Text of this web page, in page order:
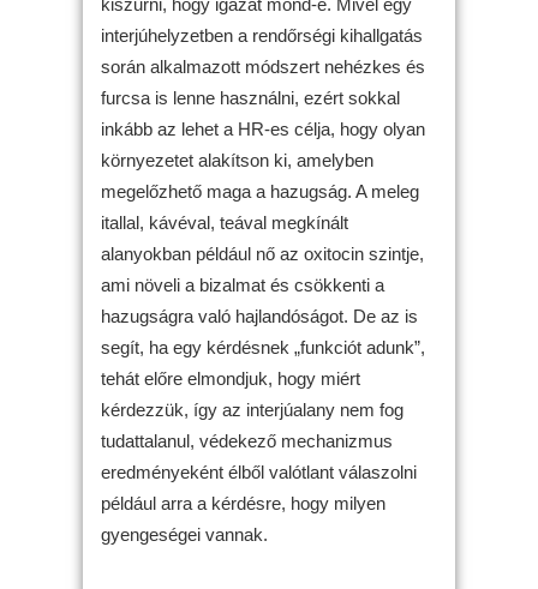
interjúhelyzetben a rendőrségi kihallgatás
során alkalmazott módszert nehézkes és
furcsa is lenne használni, ezért sokkal
inkább az lehet a HR-es célja, hogy olyan
környezetet alakítson ki, amelyben
megelőzhető maga a hazugság. A meleg
itallal, kávéval, teával megkínált
alanyokban például nő az oxitocin szintje,
ami növeli a bizalmat és csökkenti a
hazugságra való hajlandóságot. De az is
segít, ha egy kérdésnek „funkciót adunk”,
tehát előre elmondjuk, hogy miért
kérdezzük, így az interjúalany nem fog
tudattalanul, védekező mechanizmus
eredményeként élből valótlant válaszolni
például arra a kérdésre, hogy milyen
gyengeségei vannak.